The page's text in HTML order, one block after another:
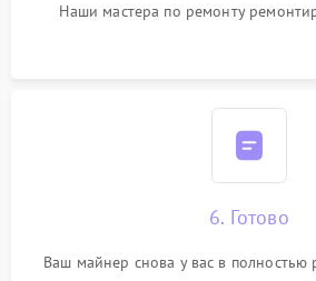
Наши мастера по ремонту
6. Готово
Ваш майнер снова у вас в полностью